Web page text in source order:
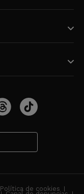
Política de cookies